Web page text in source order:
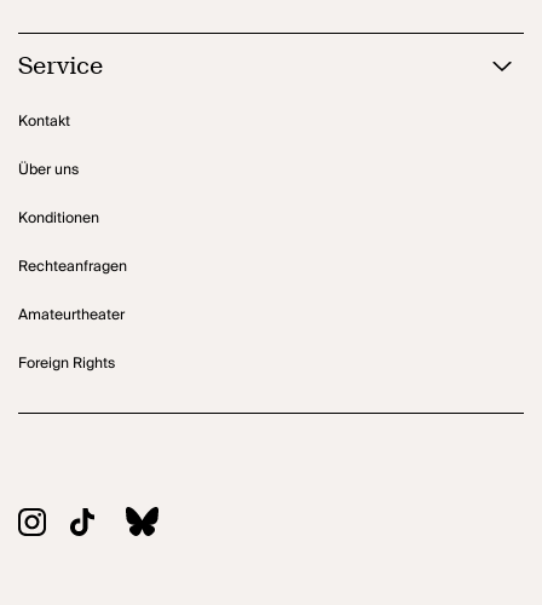
Service
Kontakt
Über uns
Konditionen
Rechteanfragen
Amateurtheater
Foreign Rights